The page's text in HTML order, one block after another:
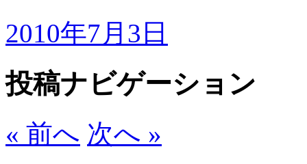
2010年7月3日
投稿ナビゲーション
« 前へ 次へ »